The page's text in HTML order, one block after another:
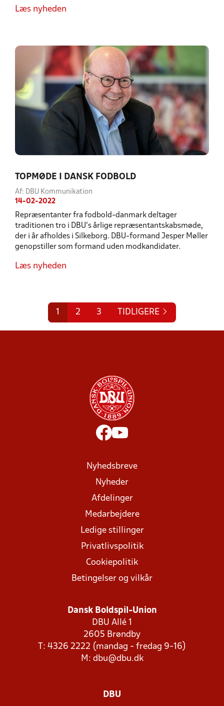
Læs nyheden
TOPMØDE I DANSK FODBOLD
Af: DBU Kommunikation
14-02-2022
Repræsentanter fra fodbold-danmark deltager
traditionen tro i DBU’s årlige repræsentantskabsmøde,
der i år afholdes i Silkeborg. DBU-formand Jesper Møller
genopstiller som formand uden modkandidater.
Læs nyheden
1 2 3 TIDLIGERE
Nyhedsbreve
Nyheder
Afdelinger
Medarbejdere
Ledige stillinger
Privatlivspolitik
Cookiepolitik
Betingelser og vilkår
Dansk Boldspil-Union
DBU Allé 1
2605 Brøndby
T: 4326 2222 (mandag - fredag 9-16)
M: dbu@dbu.dk
DBU